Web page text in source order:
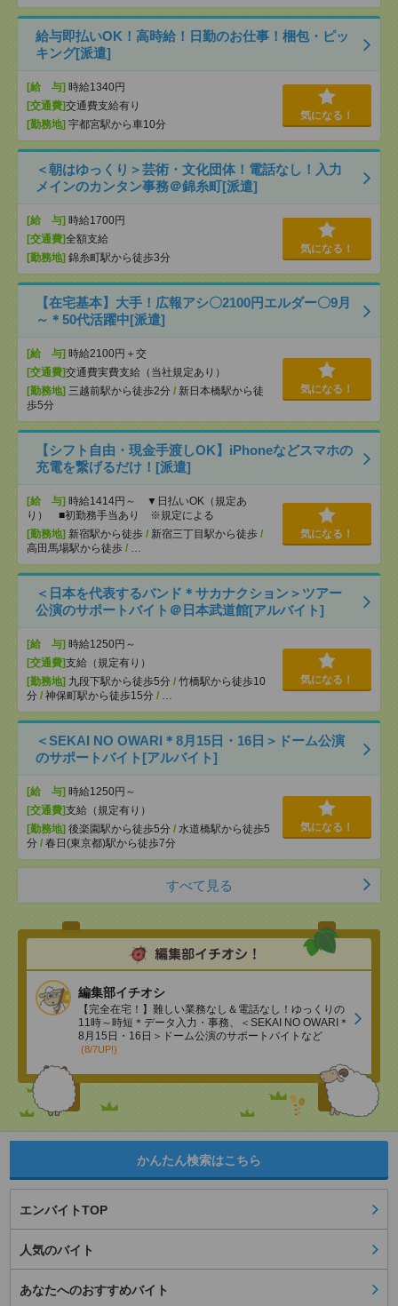
給与即払いOK！高時給！日勤のお仕事！梱包・ピッ
キング[派遣]
[給 与] 時給1340円
[交通費]交通費支給有り
[勤務地] 宇都宮駅から車10分
気になる！
＜朝はゆっくり＞芸術・文化団体！電話なし！入力
メインのカンタン事務＠錦糸町[派遣]
[給 与] 時給1700円
[交通費]全額支給
[勤務地] 錦糸町駅から徒歩3分
気になる！
【在宅基本】大手！広報アシ〇2100円エルダー〇9月
～＊50代活躍中[派遣]
[給 与] 時給2100円＋交
[交通費]交通費実費支給（当社規定あり）
[勤務地] 三越前駅から徒歩2分 / 新日本橋駅から徒
歩5分
気になる！
【シフト自由・現金手渡しOK】iPhoneなどスマホの
充電を繋げるだけ！[派遣]
[給 与] 時給1414円～ ▼日払いOK（規定あ
り） ■初勤務手当あり ※規定による
[勤務地] 新宿駅から徒歩 / 新宿三丁目駅から徒歩 /
高田馬場駅から徒歩 / …
気になる！
＜日本を代表するバンド＊サカナクション＞ツアー
公演のサポートバイト＠日本武道館[アルバイト]
[給 与] 時給1250円～
[交通費]支給（規定有り）
[勤務地] 九段下駅から徒歩5分 / 竹橋駅から徒歩10
分 / 神保町駅から徒歩15分 / …
気になる！
＜SEKAI NO OWARI＊8月15日・16日＞ドーム公演
のサポートバイト[アルバイト]
[給 与] 時給1250円～
[交通費]支給（規定有り）
[勤務地] 後楽園駅から徒歩5分 / 水道橋駅から徒歩5
分 / 春日(東京都)駅から徒歩7分
気になる！
すべて見る
編集部イチオシ
【完全在宅！】難しい業務なし＆電話なし！ゆっくりの
11時～時短＊データ入力・事務、＜SEKAI NO OWARI＊
8月15日・16日＞ドーム公演のサポートバイトなど
(8/7UP!)
かんたん検索はこちら
エンバイトTOP
人気のバイト
あなたへのおすすめバイト